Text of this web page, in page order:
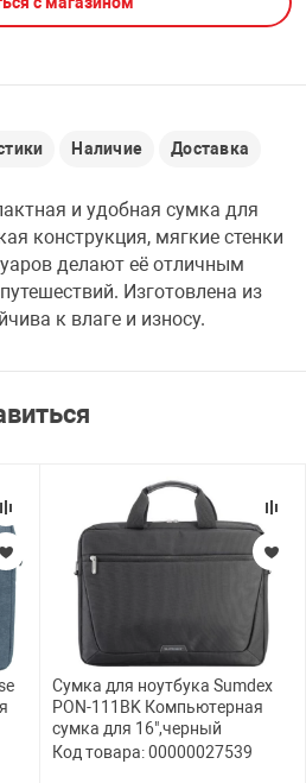
USB ХАБЫ
CARD RIDER
НАБОР ДЛЯ
Наличие Доставка
и удобная сумка для
конструкция, мягкие стенки
делают её отличным
Изготовлена из
к влаге и износу.
Сумка для ноутбука Sumdex
PON-111BK Компьютерная
сумка для 16",черный
Код товара: 00000027539